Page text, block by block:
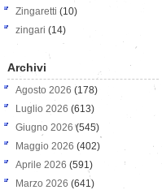
Zingaretti (10)
zingari (14)
Archivi
Agosto 2026 (178)
Luglio 2026 (613)
Giugno 2026 (545)
Maggio 2026 (402)
Aprile 2026 (591)
Marzo 2026 (641)